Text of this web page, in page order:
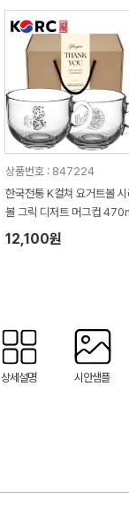
상품번호 : 847224
한국전통 K컬쳐 요거트볼
볼 그릭 디저트 머그컵
P 기프팅
12,100원
상세설명 시안샘플